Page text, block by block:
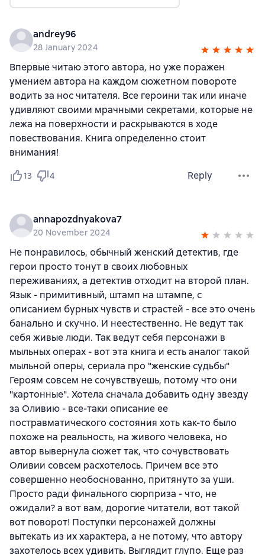
andrey96
28 January 2024
Впервые читаю этого автора, но уже поражен
умением автора на каждом сюжетном повороте
водить за нос читателя. Все героини так или иначе
удивляют своими мрачными секретами, которые не
лежа на поверхности и раскрываются в ходе
повествования. Книга определенно стоит
внимания!
13 4 Reply
annapozdnyakova7
20 November 2024
Не понравилось, обычный женский детектив, где
герои просто тонут в своих любовных
переживаниях, а детектив отходит на второй план.
Язык - примитивный, штамп на штампе, с
описанием бурных чувств и страстей - все это очень
банально и скучно. И неестественно. Не ведут так
себя живые люди. Так ведут себя персонажи в
мыльных операх - вот эта книга и есть аналог такой
мыльной оперы, сериала про "женские судьбы"
Героям совсем не сочувствуешь, потому что они
"картонные". Хотела сначала добавить одну звезду
за Оливию - все-таки описание ее
постравматического состояния хоть как-то было
похоже на реальность, на живого человека, но
автор вывернула сюжет так, что сочувствовать
Оливии совсем расхотелось. Причем все это
совершенно необоснованно, притянуто за уши.
Просто ради финального сюрприза - что, не
ожидали? а вот вам, дорогие читатели, вот такой
вот поворот! Поступки персонажей должны
вытекать из их характера, а не потому, что автору
захотелось всех удивить. Выглядит глупо. Еще раз